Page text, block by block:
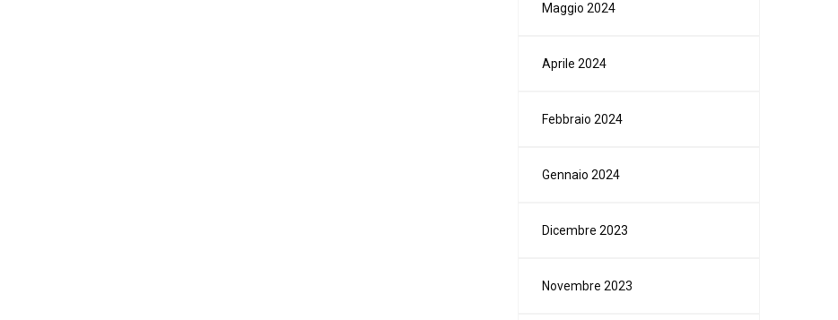
Maggio 2024
Aprile 2024
Febbraio 2024
Gennaio 2024
Dicembre 2023
Novembre 2023